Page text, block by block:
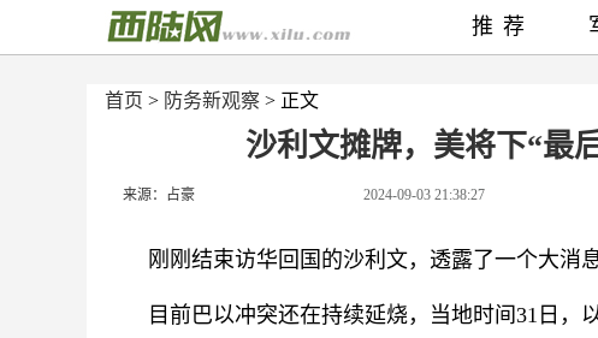
首页 > 防务新观察 > 正文
沙利文摊牌，美将下“最
来源：占豪 2024-09-03 21:38:27
刚刚结束访华回国的沙利文，透露了一个大
目前巴以冲突还在持续延烧，当地时间31日
推荐